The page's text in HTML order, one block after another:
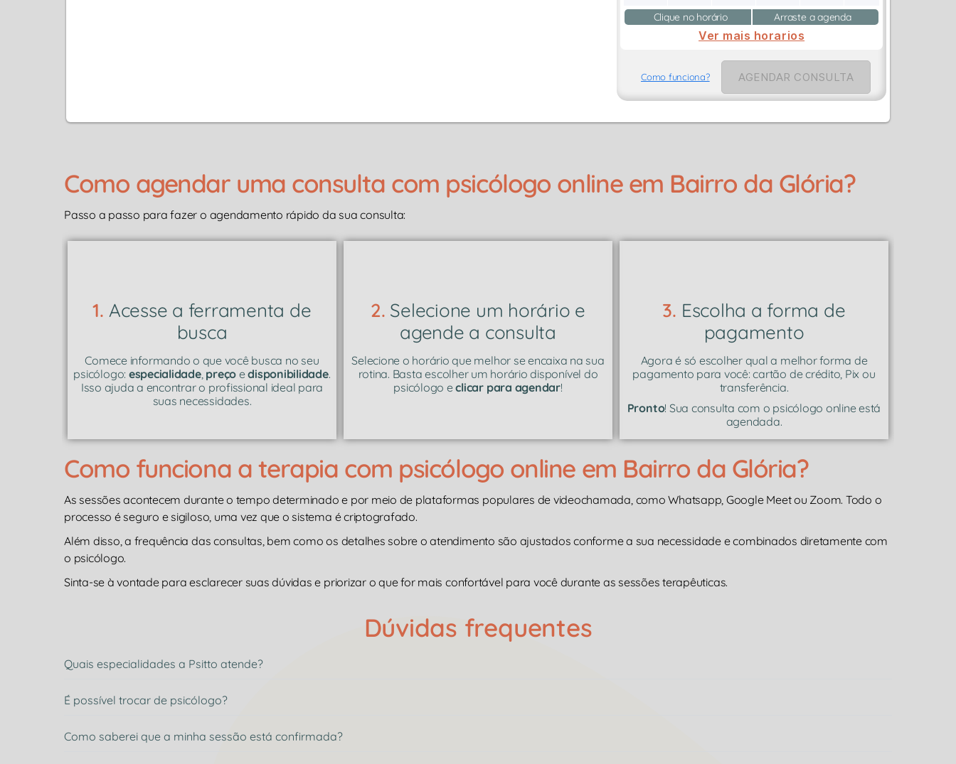
Clique no horário Arraste a agenda
Ver mais horarios
Como funciona? AGENDAR CONSULTA
Como agendar uma consulta com psicólogo online em Bairro da Glória?
Passo a passo para fazer o agendamento rápido da sua consulta:
1. Acesse a ferramenta de
busca
Comece informando o que você busca no seu
psicólogo: especialidade, preço edisponibilidade.
Isso ajuda a encontrar o profissional ideal para
suas necessidades.
2. Selecione um horário e
agende a consulta
Selecione o horário que melhor se encaixa na sua
rotina. Basta escolher um horário disponível do
psicólogo eclicar para agendar!
3. Escolha a forma de
pagamento
Agora é só escolher qual a melhor forma de
pagamento para você: cartão de crédito, Pix ou
transferência.
Pronto! Sua consulta com o psicólogo online está
agendada.
Como funciona a terapia com psicólogo online em Bairro da Glória?
As sessões acontecem durante o tempo determinado e por meio de plataformas populares de videochamada, como Whatsapp, Google Meet ou Zoom. Todo o
processo é seguro e sigiloso, uma vez que o sistema é criptografado.
Além disso, a frequência das consultas, bem como os detalhes sobre o atendimento são ajustados conforme a sua necessidade e combinados diretamente com
o psicólogo.
Sinta-se à vontade para esclarecer suas dúvidas e priorizar o que for mais confortável para você durante as sessões terapêuticas.
Dúvidas frequentes
Quais especialidades a Psitto atende?
É possível trocar de psicólogo?
Como saberei que a minha sessão está confirmada?